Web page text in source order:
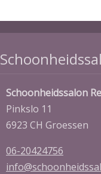
Schoonheidssalon
Pinkslo 11
6923 CH Groessen
06-20424756